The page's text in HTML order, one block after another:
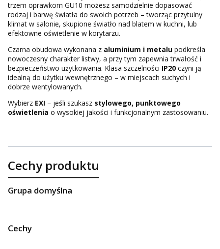
trzem oprawkom GU10 możesz samodzielnie dopasować
rodzaj i barwę światła do swoich potrzeb – tworząc przytulny
klimat w salonie, skupione światło nad blatem w kuchni, lub
efektowne oświetlenie w korytarzu.
Czarna obudowa wykonana z aluminium i metalu podkreśla
nowoczesny charakter listwy, a przy tym zapewnia trwałość i
bezpieczeństwo użytkowania. Klasa szczelności IP20 czyni ją
idealną do użytku wewnętrznego – w miejscach suchych i
dobrze wentylowanych.
Wybierz EXI – jeśli szukasz stylowego, punktowego
oświetlenia o wysokiej jakości i funkcjonalnym zastosowaniu.
Cechy produktu
Grupa domyślna
Cechy